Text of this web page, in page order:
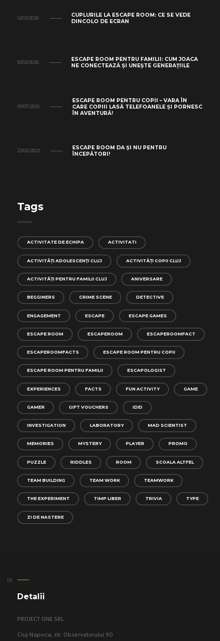
12/02/2026
CUPLURILE LA ESCAPE ROOM: CE SE VEDE
DINCOLO DE ECRAN
10/02/2026
ESCAPE ROOM PENTRU FAMILII: CUM JOACA
NE CONECTEAZĂ ȘI UNEȘTE GENERAȚIILE
09/07/2025
ESCAPE ROOM PENTRU COPII – VARA ÎN
CARE COPIII LASĂ TELEFOANELE ȘI PORNESC
ÎN AVENTURĂ!
23/05/2022
ESCAPE ROOM DA ȘI NU PENTRU
ÎNCEPĂTORI!
Tags
ACTIVITATE DE ECHIPA ACTIVITATI
ACTIVITĂȚI ADOLESCENȚI CLUJ ACTIVITĂȚI COPII CLUJ
ACTIVITĂȚI PENTRU FAMILII CLUJ ANIVERSARE
BEGGINERS CRIME SCENE DETECTIVE
ENGAGEMENT ESCAPE ESCAPE GAMES
ESCAPE ROOM ESCAPEROOM ESCAPEROOMFACT
ESCAPEROOMFACTS ESCAPE ROOM PENTRU COPII
ESCAPE ROOM PENTRU FAMILII ESCAPOLOGIST
EXPERIENCES FACTS FUN ACTIVITY GAME
GAMER GIFT VOUCHERS IDEI
INVESTIGATION LABORATORY MAD SCIENTIST
MEMORIES MYSTERY PLAYER PROMO
PUZZLE RIDDLES ROOM SCOALA ALTFEL
TEAM BUILDING TEAM WORK TEAMWORK
THE EXPERIMENT TIMP LIBER TRIVIA TYPE
ZI DE NASTERE
Detalii
PROJECT ONE SRL
Cluj-Napoca, str. Observatorului 90